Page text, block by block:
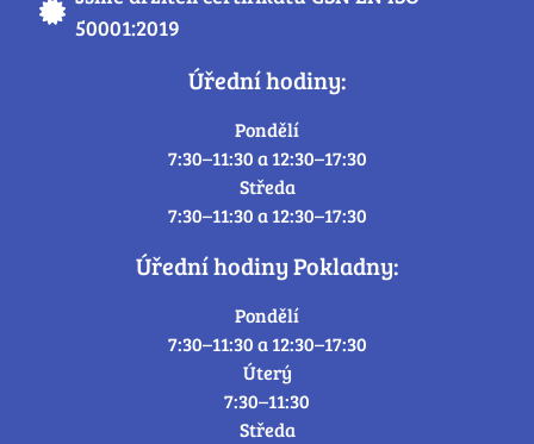
50001:2019
Úřední hodiny:
Pondělí
7:30–11:30 a 12:30–17:30
Středa
7:30–11:30 a 12:30–17:30
Úřední hodiny Pokladny:
Pondělí
7:30–11:30 a 12:30–17:30
Úterý
7:30–11:30
Středa